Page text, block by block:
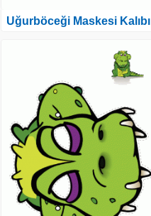
Uğurböceği Maskesi Kalıbı